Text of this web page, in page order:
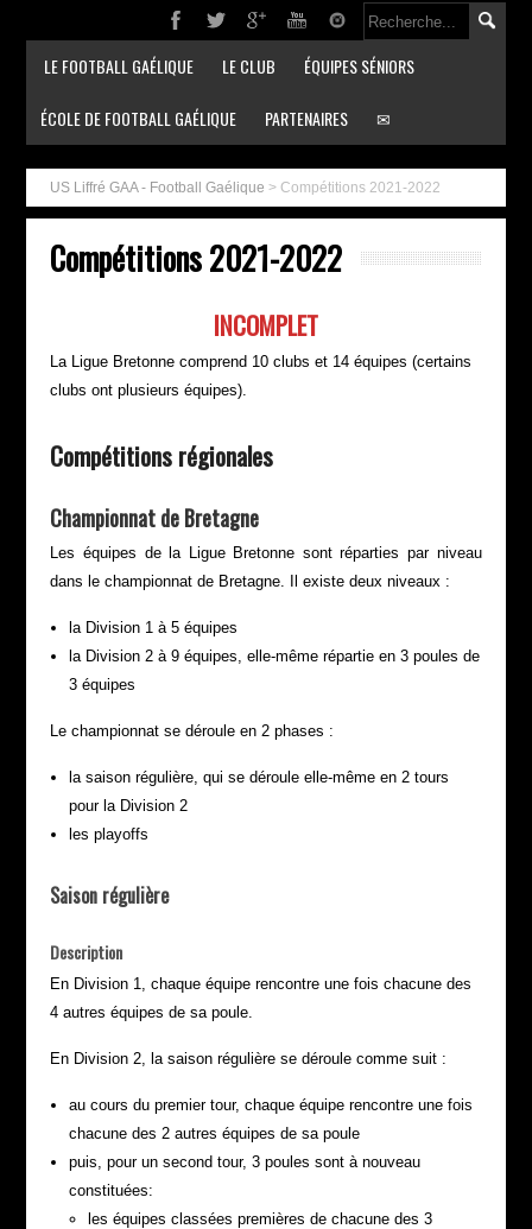
LE FOOTBALL GAÉLIQUE LE CLUB ÉQUIPES SÉNIORS
ÉCOLE DE FOOTBALL GAÉLIQUE PARTENAIRES ✉
US Liffré GAA - Football Gaélique >Compétitions 2021-2022
Compétitions 2021-2022
INCOMPLET
La Ligue Bretonne comprend 10 clubs et 14 équipes (certains
clubs ont plusieurs équipes).
Compétitions régionales
Championnat de Bretagne
Les équipes de la Ligue Bretonne sont réparties par niveau
dans le championnat de Bretagne. Il existe deux niveaux :
la Division 1 à 5 équipes
la Division 2 à 9 équipes, elle-même répartie en 3 poules de
3 équipes
Le championnat se déroule en 2 phases :
la saison régulière, qui se déroule elle-même en 2 tours
pour la Division 2
les playoffs
Saison régulière
Description
En Division 1, chaque équipe rencontre une fois chacune des
4 autres équipes de sa poule.
En Division 2, la saison régulière se déroule comme suit :
au cours du premier tour, chaque équipe rencontre une fois
chacune des 2 autres équipes de sa poule
puis, pour un second tour, 3 poules sont à nouveau
constituées:
les équipes classées premières de chacune des 3